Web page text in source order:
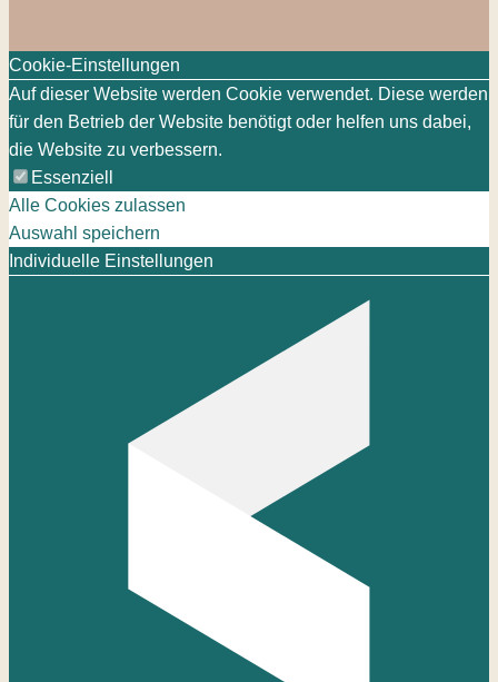
Cookie-Einstellungen
Auf dieser Website werden Cookie verwendet. Diese werden
für den Betrieb der Website benötigt oder helfen uns dabei,
die Website zu verbessern.
Essenziell
Alle Cookies zulassen
Auswahl speichern
Individuelle Einstellungen